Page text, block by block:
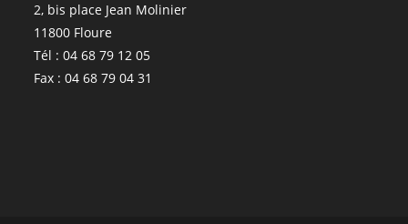
2, bis place Jean Molinier
11800 Floure
Tél : 04 68 79 12 05
Fax : 04 68 79 04 31